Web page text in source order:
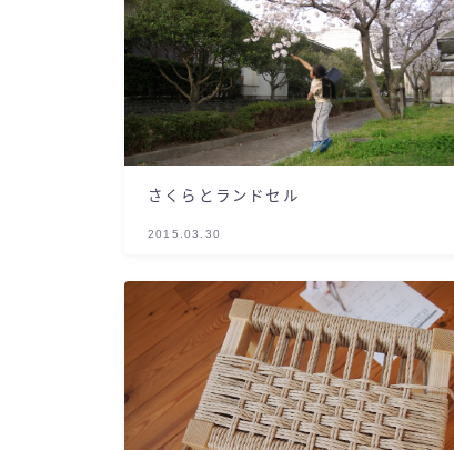
さくらとランドセル
2015.03.30